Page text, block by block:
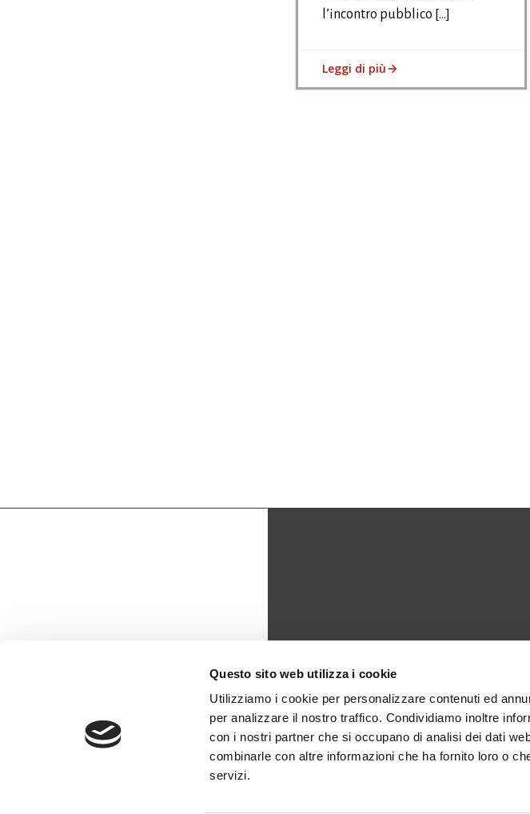
Questo sito web utilizza i cookie
Utilizziamo i cookie per personalizzare contenuti ed
per analizzare il nostro traffico. Condividiamo inoltre
con i nostri partner che si occupano di analisi dei dati
combinarle con altre informazioni che ha fornito loro o
servizi.
l’incontro pubblico […]
Leggi di più
0429 - 1905714